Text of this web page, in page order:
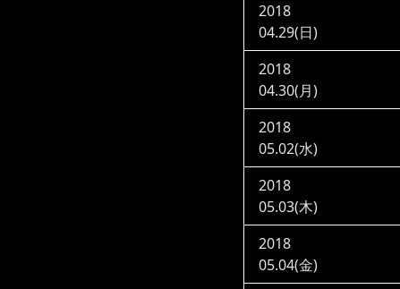
2018
04.29(日)
2018
04.30(月)
2018
05.02(水)
2018
05.03(木)
2018
05.04(金)